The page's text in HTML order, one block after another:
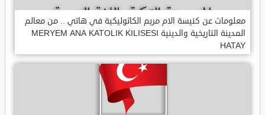
معلومات عن كنيسة الام مريم الكاثوليكية في هاتي .. من معالم
المدينة التاريخية والدينية MERYEM ANA KATOLIK KILISESI
HATAY